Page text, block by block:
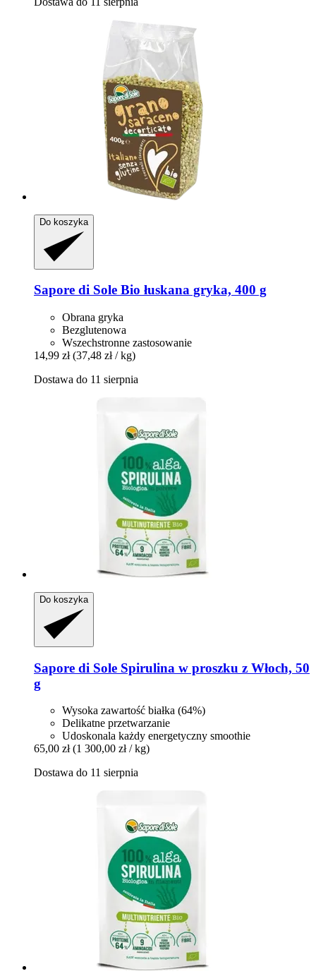
Do koszyka
Sapore di Sole Bio łuskana gryka, 400 g
Obrana gryka
Bezglutenowa
Wszechstronne zastosowanie
14,99 zł (37,48 zł / kg)
Dostawa do 11 sierpnia
Do koszyka
Sapore di Sole Spirulina w proszku z Włoch, 50
g
Wysoka zawartość białka (64%)
Delikatne przetwarzanie
Udoskonala każdy energetyczny smoothie
65,00 zł (1 300,00 zł / kg)
Dostawa do 11 sierpnia